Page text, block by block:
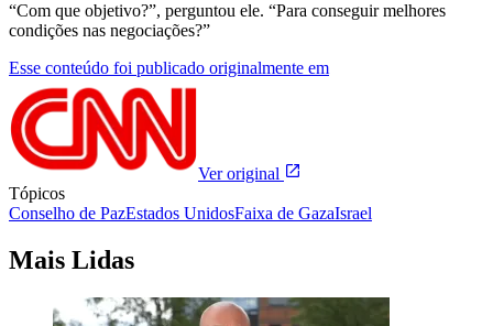
“Com que objetivo?”, perguntou ele. “Para conseguir melhores
condições nas negociações?”
Esse conteúdo foi publicado originalmente em
Ver original
Tópicos
Conselho de PazEstados UnidosFaixa de GazaIsrael
Mais Lidas